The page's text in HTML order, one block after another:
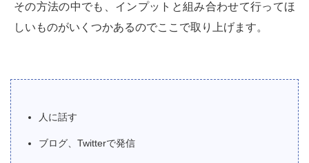
その方法の中でも、インプットと組み合わせて行ってほ
しいものがいくつかあるのでここで取り上げます。
人に話す
ブログ、Twitterで発信